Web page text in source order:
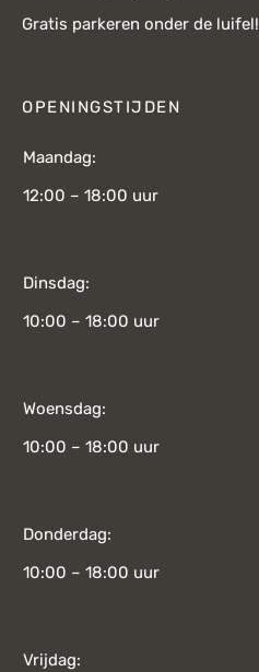
Gratis parkeren onder de luifel!
OPENINGSTIJDEN
Maandag:
12:00 – 18:00 uur
Dinsdag:
10:00 – 18:00 uur
Woensdag:
10:00 – 18:00 uur
Donderdag:
10:00 – 18:00 uur
Vrijdag: